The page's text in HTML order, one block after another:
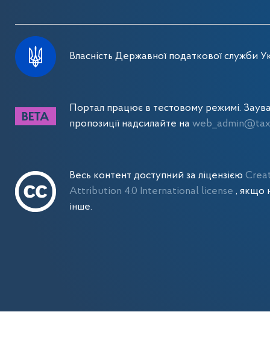
Власність Державної податкової служби
Портал працює в тестовому режимі.
пропозиції надсилайте на
Весь контент доступний за ліцензією
Attribution 4.0 International license , якщо
інше.